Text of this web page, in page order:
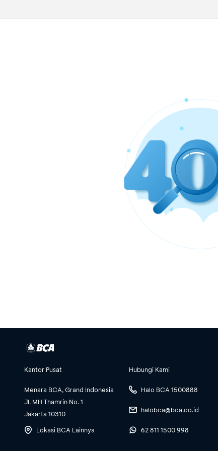
Kantor Pusat
Menara BCA, Grand Indonesia
Jl. MH Thamrin No. 1
Jakarta 10310
Lokasi BCA Lainnya
Hubungi Kami
Halo BCA 1500888
halobca@bca.co.id
62 811 1500 998